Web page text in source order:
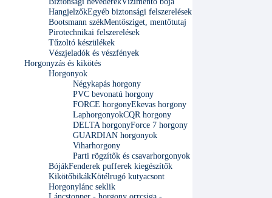
HangjelzőkEgyéb biztonsági felszerelések
Bootsmann székMentősziget, mentőtutaj
Pirotechnikai felszerelések
Tűzoltó készülékek
Vészjeladók és vészfények
Horgonyzás és kikötés
Horgonyok
Négykapás horgony
PVC bevonatú horgony
FORCE horgonyEkevas horgony
LaphorgonyokCQR horgony
DELTA horgonyForce 7 horgony
GUARDIAN horgonyok
Viharhorgony
Parti rögzítők és csavarhorgonyok
BójákFenderek pufferek kiegészítők
KikötőbikákKötélrugó kutyacsont
Horgonylánc seklik
Láncstopper - horgony orrcsiga -